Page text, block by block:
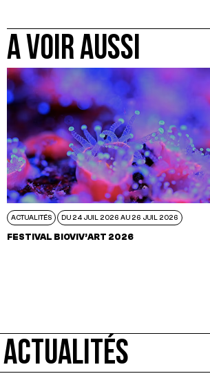
A VOIR AUSSI
ACTUALITÉS DU 24 JUIL 2026 AU 26 JUIL 2026
FESTIVAL BIOVIV’ART 2026
ACTUALITÉS